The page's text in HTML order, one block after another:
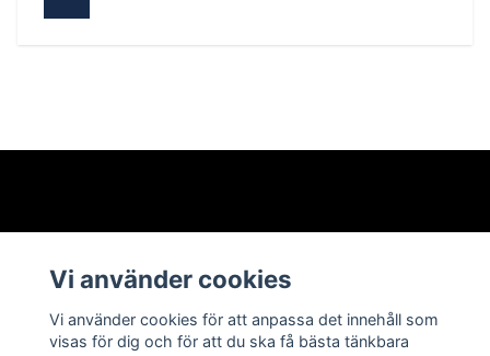
Kontakt
Storleksguide
Vi använder cookies
Vi använder cookies för att anpassa det innehåll som
visas för dig och för att du ska få bästa tänkbara